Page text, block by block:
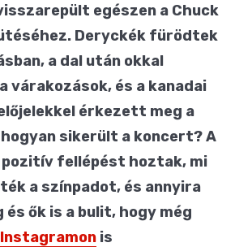
egészen a Chuck
Deryckék fürödtek
a dal után okkal
várakozások, és a kanadai
érkezett meg a
sikerült a koncert? A
fellépést hoztak, mi
a színpadot, és annyira
és ők is a bulit, hogy még
Instagramon is